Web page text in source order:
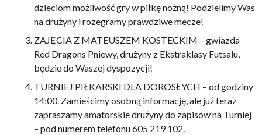
dzieciom możliwość gry w piłkę nożną! Podzielimy Was
na drużyny i rozegramy prawdziwe mecze!
ZAJĘCIA Z MATEUSZEM KOSTECKIM – gwiazda
Red Dragons Pniewy, drużyny z Ekstraklasy Futsalu,
będzie do Waszej dyspozycji!
TURNIEJ PIŁKARSKI DLA DOROSŁYCH – od godziny
14:00. Zamieścimy osobną informację, ale już teraz
zapraszamy amatorskie drużyny do zapisów na Turniej
– pod numerem telefonu 605 219 102.